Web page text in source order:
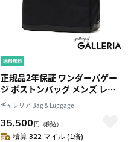
正規品2年保証 ワンダーバゲー
ジ ボストンバッグ メンズ レデ
ィース 大容量 ブランド
WONDER BAGGAGE 大きい 旅
行 A4 B4 18L 1泊 2泊 ナイロン
日本製 GOODMANS BOSTON
ギャレリア Bag＆Luggage
35,500 円 （税込）
積算 322 マイル (1倍)